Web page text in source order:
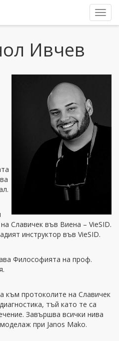
Ивчев
Славичек във Виена – VieSID.
инструктор във VieSID.
Философията на проф.
към протоколите на Славичек
тъй като те са
Завършва всички нива
при Janos Mako.